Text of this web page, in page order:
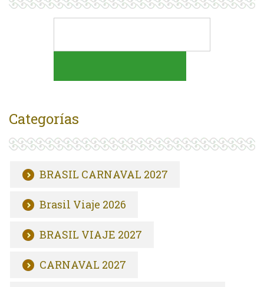
Categorías
BRASIL CARNAVAL 2027
Brasil Viaje 2026
BRASIL VIAJE 2027
CARNAVAL 2027